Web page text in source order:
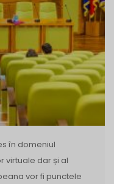
în domeniul
virtuale dar și al
vor fi punctele